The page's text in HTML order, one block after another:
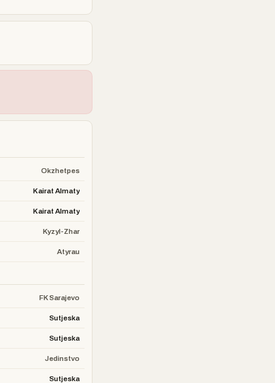
Okzhetpes
Kairat Almaty
Kairat Almaty
Kyzyl-Zhar
Atyrau
FK Sarajevo
Sutjeska
Sutjeska
Jedinstvo
Sutjeska